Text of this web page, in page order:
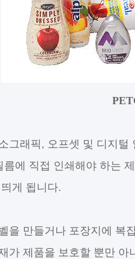
그래픽, 오프셋 및 디지
에 직접 인쇄해야 하는
게 됩니다.
을 만들거나 포장지에 복
가 제품을 보호할 뿐만